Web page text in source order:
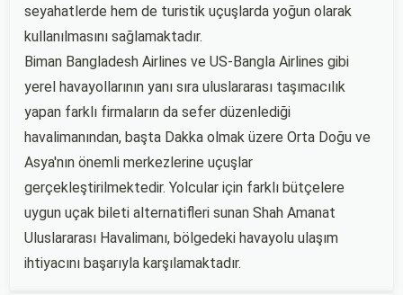
seyahatlerde hem de turistik uçuşlarda yoğun olarak
kullanılmasını sağlamaktadır.
Biman Bangladesh Airlines ve US-Bangla Airlines gibi
yerel havayollarının yanı sıra uluslararası taşımacılık
yapan farklı firmaların da sefer düzenlediği
havalimanından, başta Dakka olmak üzere Orta Doğu ve
Asya'nın önemli merkezlerine uçuşlar
gerçekleştirilmektedir. Yolcular için farklı bütçelere
uygun uçak bileti alternatifleri sunan Shah Amanat
Uluslararası Havalimanı, bölgedeki havayolu ulaşım
ihtiyacını başarıyla karşılamaktadır.